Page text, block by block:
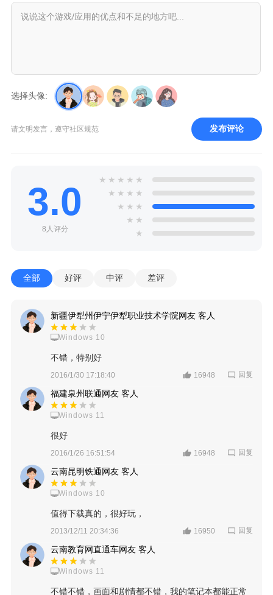
选择头像:
请文明发言，遵守社区规范 发布评论
3.0
8人评分
★ ★ ★ ★ ★
★ ★ ★ ★
★ ★ ★
★ ★
★
全部 好评 中评 差评
新疆伊犁州伊宁伊犁职业技术学院网友 客人
Windows 10
不错，特别好
2016/1/30 17:18:40 16948 回复
福建泉州联通网友 客人
Windows 11
很好
2016/1/26 16:51:54 16948 回复
云南昆明铁通网友 客人
Windows 10
值得下载真的，很好玩，
2013/12/11 20:34:36 16950 回复
云南教育网直通车网友 客人
Windows 11
不错不错，画面和剧情都不错，我的笔记本都能正常